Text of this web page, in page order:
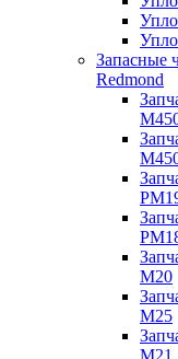
Запасные
Redmond
M20
M25
M21